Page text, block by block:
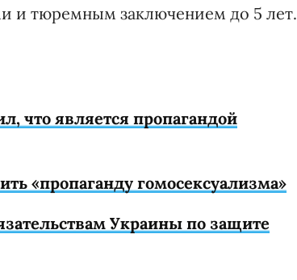
и тюремным заключением до 5 лет.
что является пропагандой
«пропаганду гомосексуализма»
Украины по защите